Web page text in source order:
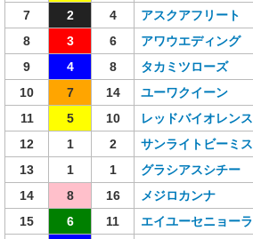
7
2 4 アスクアフリート
8
3 6 アワウエディング
9
4 8 タカミツローズ
10
7 14 ユーワクイーン
11
5 10 レッドバイオレンス
12
1 2 サンライトビーミス
13
1 1 グラシアスシチー
14
8 16 メジロカンナ
15
6 11 エイユーセニョーラ